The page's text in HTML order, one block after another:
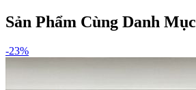
Sản Phẩm Cùng Danh Mục
-23%